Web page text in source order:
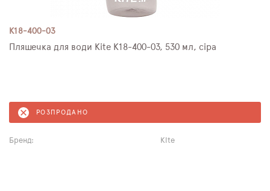
K18-400-03
Пляшечка для води Kite K18-400-03, 530 мл, сіра
РОЗПРОДАНО
Бренд: Kite